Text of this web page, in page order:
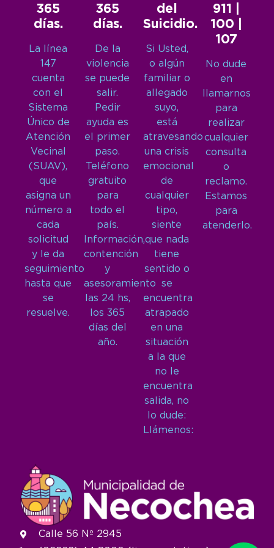
365
días.
La línea
147
cuenta
con el
Sistema
Único de
Atención
Vecinal
(SUAV),
que
asigna un
número a
cada
solicitud
y le da
seguimiento
hasta que
se
resuelve.
365
días.
De la
violencia
se puede
salir.
Pedir
ayuda es
el primer
paso.
Teléfono
gratuito
para
todo el
país.
Información,
contención
y
asesoramiento
las 24 hs,
los 365
días del
año.
del
Suicidio.
Si Usted,
o algún
familiar o
allegado
suyo,
está
atravesando
una crisis
emocional
de
cualquier
tipo,
siente
que nada
tiene
sentido o
se
encuentra
atrapado
en una
situación
a la que
no le
encuentra
salida, no
lo dude:
Llámenos:
911 |
100 |
107
No dude
en
llamarnos
para
realizar
cualquier
consulta
o
reclamo.
Estamos
para
atenderlo.
Calle 56 Nº 2945